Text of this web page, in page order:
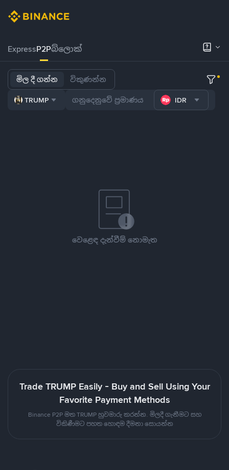
ExpressP2Pබ්ලොක්
මිල දී ගන්න විකුණන්න
TRUMP IDR
වෙළෙඳ දැන්වීම් නොමැත
Trade TRUMP Easily - Buy and Sell Using Your
Favorite Payment Methods
Binance P2P මත TRUMP හුවමාරු කරන්න. මිලදී ගැනීමට සහ
විකිණීමට පහත හොඳම දීමනා සොයන්න